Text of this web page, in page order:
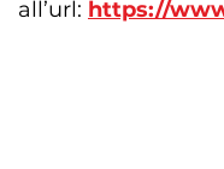
all’url: https://